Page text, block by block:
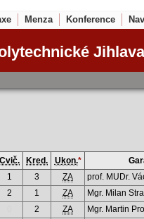
Menza Konference
Jihlava
Cvič. Kred. Ukon.*
1 3 ZA prof. MUDr.
2 1 ZA Mgr. Milan
2 ZA Mgr. Martin